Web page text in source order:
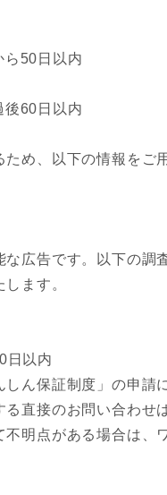
ら50日以内
後60日以内
め、以下の情報をご
な広告です。以下の調
ます。
日以内
ん保証制度」の申請
直接のお問い合わせ
明点がある場合は、